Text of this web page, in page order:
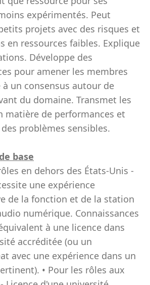
expérimentés. Peut
projets avec des risques et
en ressources faibles. Explique
Développe des
pour amener les membres
à un consensus autour de
du domaine. Transmet les
matière de performances et
problèmes sensibles.
base
en dehors des États-Unis -
une expérience
de la fonction et de la station
numérique. Connaissances
à une licence dans
accréditée (ou un
avec une expérience dans un
• Pour les rôles aux